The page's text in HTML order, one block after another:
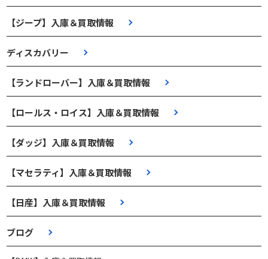
【ジープ】入庫＆買取情報
ディスカバリー
【ランドローバー】入庫＆買取情報
【ロールス・ロイス】入庫＆買取情報
【ダッジ】入庫＆買取情報
【マセラティ】入庫＆買取情報
【日産】入庫＆買取情報
ブログ